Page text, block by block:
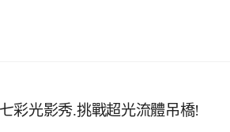
彩光影秀.挑戰超光流體吊橋!